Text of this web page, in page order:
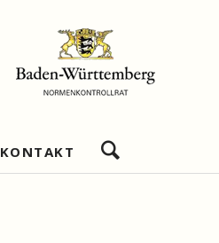
Navigation
überspringen
KONTAKT